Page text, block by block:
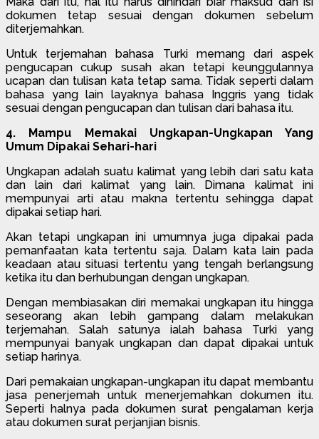
dokumen tetap sesuai dengan dokumen sebelum
diterjemahkan.
Untuk terjemahan bahasa Turki memang dari aspek
pengucapan cukup susah akan tetapi keunggulannya
ucapan dan tulisan kata tetap sama. Tidak seperti dalam
bahasa yang lain layaknya bahasa Inggris yang tidak
sesuai dengan pengucapan dan tulisan dari bahasa itu.
4. Mampu Memakai Ungkapan-Ungkapan Yang
Umum Dipakai Sehari-hari
Ungkapan adalah suatu kalimat yang lebih dari satu kata
dan lain dari kalimat yang lain. Dimana kalimat ini
mempunyai arti atau makna tertentu sehingga dapat
dipakai setiap hari.
Akan tetapi ungkapan ini umumnya juga dipakai pada
pemanfaatan kata tertentu saja. Dalam kata lain pada
keadaan atau situasi tertentu yang tengah berlangsung
ketika itu dan berhubungan dengan ungkapan.
Dengan membiasakan diri memakai ungkapan itu hingga
seseorang akan lebih gampang dalam melakukan
terjemahan. Salah satunya ialah bahasa Turki yang
mempunyai banyak ungkapan dan dapat dipakai untuk
setiap harinya.
Dari pemakaian ungkapan-ungkapan itu dapat membantu
jasa penerjemah untuk menerjemahkan dokumen itu.
Seperti halnya pada dokumen surat pengalaman kerja
atau dokumen surat perjanjian bisnis.